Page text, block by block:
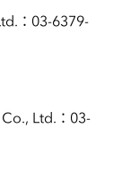
：03-6379-
Ltd.：03-